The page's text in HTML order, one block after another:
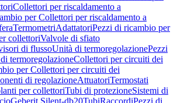
Collettori per riscaldamento a
per Collettori per riscaldamento a
TermometriAdattatoriPezzi di ricambio per
collettoriValvole di sfiato
di flussoUnità di termoregolazionePezzi
termoregolazioneCollettori per circuiti dei
per Collettori per circuiti dei
di regolazioneAttuatoriTermostati
per collettoriTubi di protezioneSistemi di
Geberit Silent-db20TubiRaccordiPezzi di